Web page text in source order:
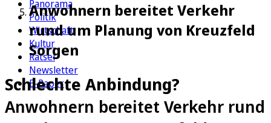
Panorama
Politik
Wirtschaft
Kultur
Rätsel
Newsletter
E-Paper
Anwohnern bereitet Verkehr
rund um Planung von Kreuzfeld
Sorgen
Schlechte Anbindung?
Anwohnern bereitet Verkehr rund